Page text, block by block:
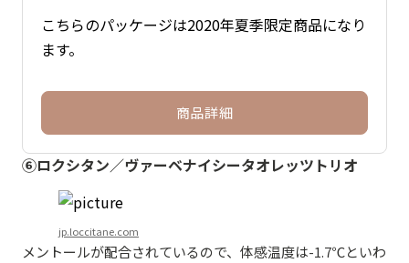
こちらのパッケージは2020年夏季限定商品になり
ます。
商品詳細
⑥ロクシタン／ヴァーベナイシータオレッツトリオ
jp.loccitane.com
メントールが配合されているので、体感温度は-1.7℃といわ